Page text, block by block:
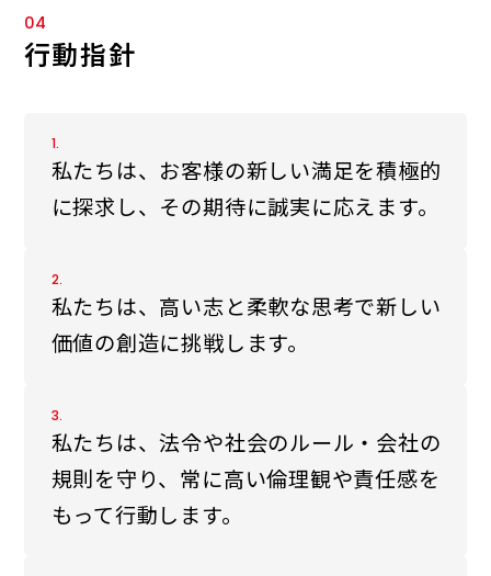
04
行動指針
1.
私たちは、お客様の新しい満足を積極的
に探求し、その期待に誠実に応えます。
2.
私たちは、高い志と柔軟な思考で新しい
価値の創造に挑戦します。
3.
私たちは、法令や社会のルール・会社の
規則を守り、常に高い倫理観や責任感を
もって行動します。